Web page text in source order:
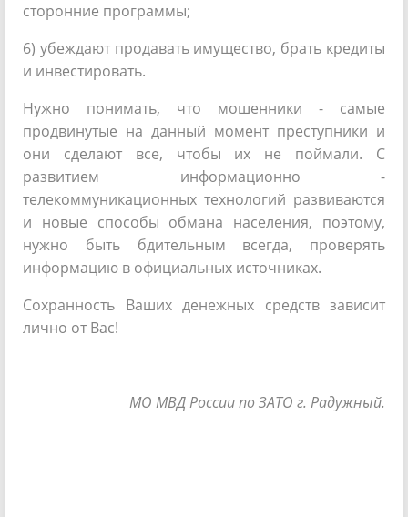
сторонние программы;
6) убеждают продавать имущество, брать кредиты
и инвестировать.
Нужно понимать, что мошенники - самые
продвинутые на данный момент преступники и
они сделают все, чтобы их не поймали. С
развитием информационно -
телекоммуникационных технологий развиваются
и новые способы обмана населения, поэтому,
нужно быть бдительным всегда, проверять
информацию в официальных источниках.
Сохранность Ваших денежных средств зависит
лично от Вас!
МО МВД России по ЗАТО г. Радужный.